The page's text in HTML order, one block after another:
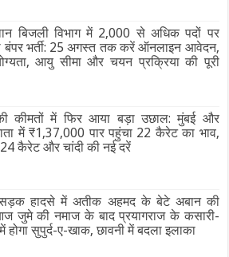
बिजली विभाग में 2,000 से अधिक पदों पर
बंपर भर्ती: 25 अगस्त तक करें ऑनलाइन आवेदन,
आयु सीमा और चयन प्रक्रिया की पूरी
कीमतों में फिर आया बड़ा उछाल: मुंबई और
में ₹1,37,000 पार पहुंचा 22 कैरेट का भाव,
24 कैरेट और चांदी की नई दरें
हादसे में अतीक अहमद के बेटे अबान की
जुमे की नमाज के बाद प्रयागराज के कसारी-
होगा सुपुर्द-ए-खाक, छावनी में बदला इलाका